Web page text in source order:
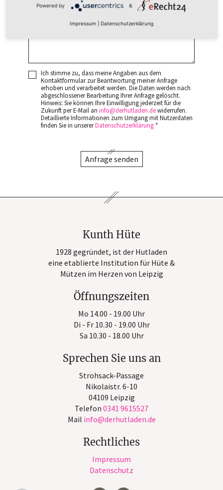
Ich stimme zu, dass meine Angaben aus dem
Kontaktformular zur Beantwortung meiner Anfrage
erhoben und verarbeitet werden. Die Daten werden nach
abgeschlossener Bearbeitung Ihrer Anfrage gelöscht.
Hinweis: Sie können Ihre Einwilligung jederzeit für die
Zukunft per E-Mail aninfo derhutladen dewiderrufen.
Detaillierte Informationen zum Umgang mit Nutzerdaten
finden Sie in unsererDatenschutzerklärung*
Anfrage senden
Kunth Hüte
1928 gegründet, ist der Hutladen
eine etablierte Institution für Hüte &
Mützen im Herzen von Leipzig
Öffnungszeiten
Mo 14.00 - 19.00 Uhr
Di - Fr 10.30 - 19.00 Uhr
Sa 10.30 - 18.00 Uhr
Sprechen Sie uns an
Strohsack-Passage
Nikolaistr. 6-10
04109 Leipzig
Telefon 0341 9615527
Mail info derhutladen de
Rechtliches
Impressum
Datenschutz
Powered by &
Impressum Datenschutzerklärung